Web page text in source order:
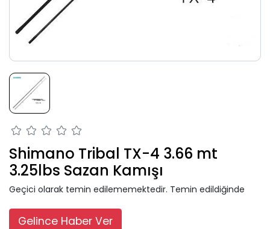
Shimano Tribal TX-4 3.66 mt
3.25lbs Sazan Kamışı
Geçici olarak temin edilememektedir. Temin edildiğinde
Gelince Haber Ver